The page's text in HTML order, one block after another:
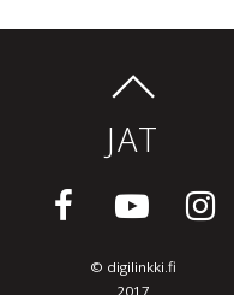
JAT
© digilinkki.fi
2017